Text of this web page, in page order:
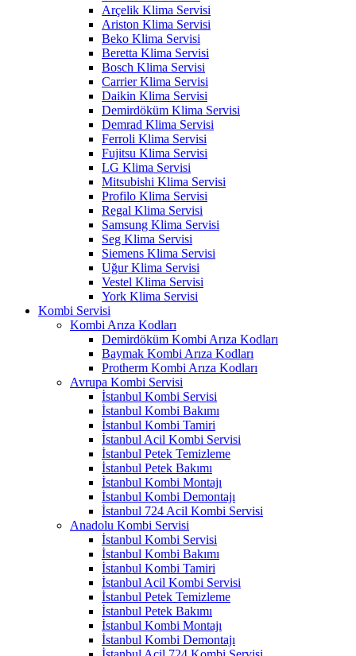
Arçelik Klima Servisi
Ariston Klima Servisi
Beko Klima Servisi
Beretta Klima Servisi
Bosch Klima Servisi
Carrier Klima Servisi
Daikin Klima Servisi
Demirdöküm Klima Servisi
Demrad Klima Servisi
Ferroli Klima Servisi
Fujitsu Klima Servisi
LG Klima Servisi
Mitsubishi Klima Servisi
Profilo Klima Servisi
Regal Klima Servisi
Samsung Klima Servisi
Seg Klima Servisi
Siemens Klima Servisi
Uğur Klima Servisi
Vestel Klima Servisi
York Klima Servisi
Kombi Servisi
Kombi Arıza Kodları
Demirdöküm Kombi Arıza Kodları
Baymak Kombi Arıza Kodları
Protherm Kombi Arıza Kodları
Avrupa Kombi Servisi
İstanbul Kombi Servisi
İstanbul Kombi Bakımı
İstanbul Kombi Tamiri
İstanbul Acil Kombi Servisi
İstanbul Petek Temizleme
İstanbul Petek Bakımı
İstanbul Kombi Montajı
İstanbul Kombi Demontajı
İstanbul 724 Acil Kombi Servisi
Anadolu Kombi Servisi
İstanbul Kombi Servisi
İstanbul Kombi Bakımı
İstanbul Kombi Tamiri
İstanbul Acil Kombi Servisi
İstanbul Petek Temizleme
İstanbul Petek Bakımı
İstanbul Kombi Montajı
İstanbul Kombi Demontajı